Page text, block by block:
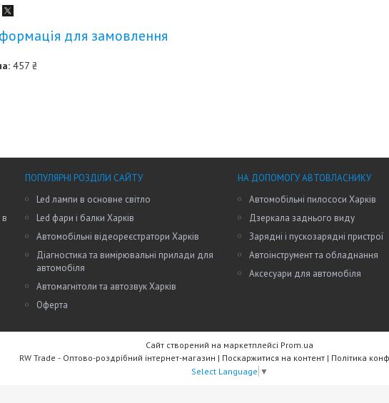
для замовлення
457 ₴
ПОПУЛЯРНІ РОЗДІЛИ САЙТУ
Led лампи в основне світло
Led фари і балки Харків
Автомобільні відеореєстратори Харків
Діагностика та вимірювальні прилади для
автомобіля
Автомагнітоли та автозвук Харків
Оферта
НА ДОПОМОГУ АВТОВЛАСНИКУ
Автомобільні пилососи Харків
Дзеркала заднього виду
Зарядні і пускозарядні пристрої
Автоінструмент та обладнання
Аксесуари для автомобіля
Сайт створений на маркетплейсі Prom.ua
RW Trade - Оптово-роздрібний інтернет-магазин | Поскаржитися на контент | Політика
Select Language ▼